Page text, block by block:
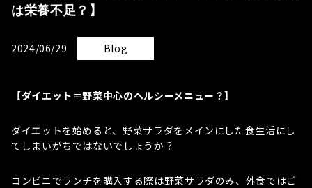
は栄養不足？】
2024/06/29 Blog
【ダイエット＝野菜中心のヘルシーメニュー？】
ダイエットを始めると、野菜サラダをメインにした食生活にし
てしまいがちではないでしょうか？
コンビニでランチを購入する際は野菜サラダのみ、外食ではご